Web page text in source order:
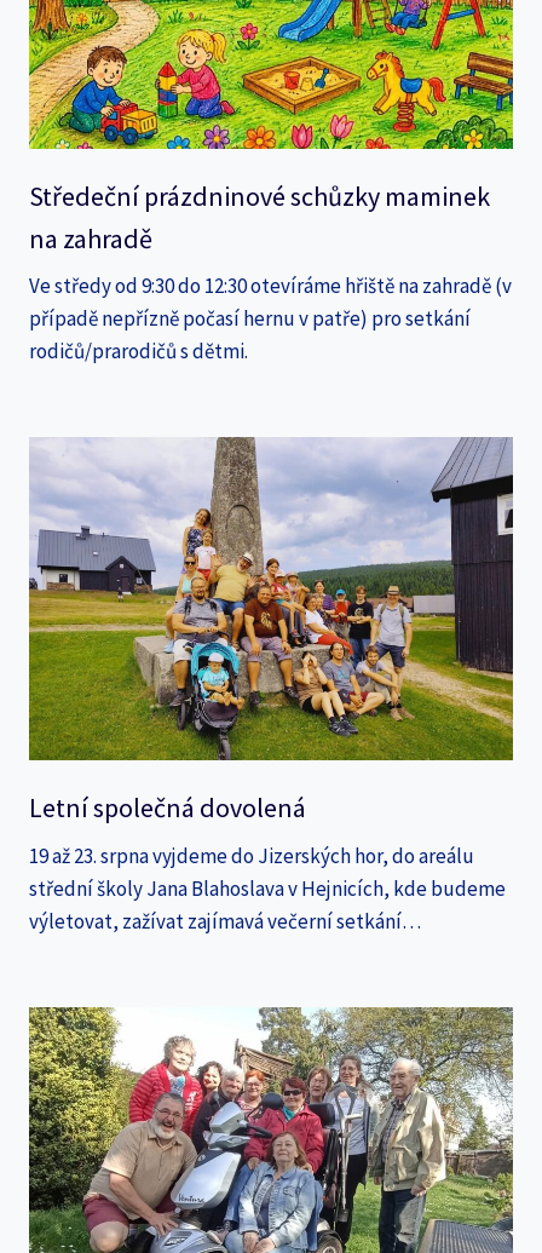
Středeční prázdninové schůzky maminek
na zahradě
Ve středy od 9:30 do 12:30 otevíráme hřiště na zahradě (v
případě nepřízně počasí hernu v patře) pro setkání
rodičů/prarodičů s dětmi.
Letní společná dovolená
19 až 23. srpna vyjdeme do Jizerských hor, do areálu
střední školy Jana Blahoslava v Hejnicích, kde budeme
výletovat, zažívat zajímavá večerní setkání…